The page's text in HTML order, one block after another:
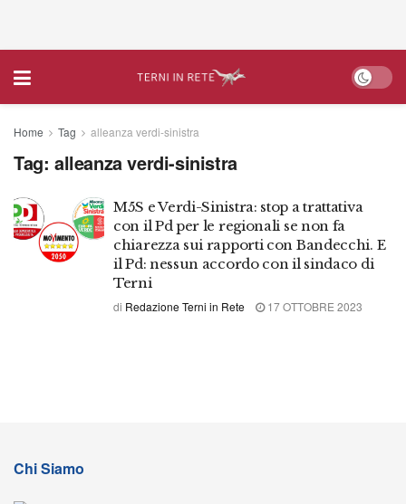
Home Tag alleanza verdi-sinistra
Tag: alleanza verdi-sinistra
M5S e Verdi-Sinistra: stop a trattativa
con il Pd per le regionali se non fa
chiarezza sui rapporti con Bandecchi. E
il Pd: nessun accordo con il sindaco di
Terni
di Redazione Terni in Rete 17 OTTOBRE 2023
Chi Siamo